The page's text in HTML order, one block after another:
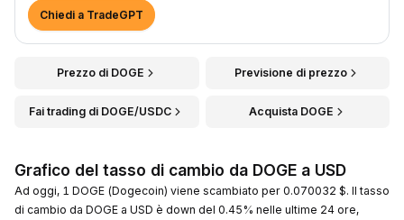
Chiedi a TradeGPT
Prezzo di DOGE Previsione di prezzo
Fai trading di DOGE/USDC Acquista DOGE
Grafico del tasso di cambio da DOGE a USD
Ad oggi, 1 DOGE (Dogecoin) viene scambiato per 0.070032 $. Il tasso
di cambio da DOGE a USD è down del 0.45% nelle ultime 24 ore,